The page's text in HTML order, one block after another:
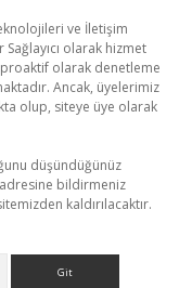
ve İletişim
olarak hizmet
olarak denetleme
Ancak, üyelerimiz
olup, siteye üye olarak
düşündüğünüz
adresine bildirmeniz
kaldırılacaktır.